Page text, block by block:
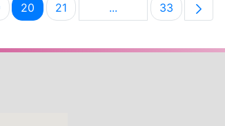
Use TAB para desplazarse.
Página
20 Página
21 ...Páginas intermedias
Página
33